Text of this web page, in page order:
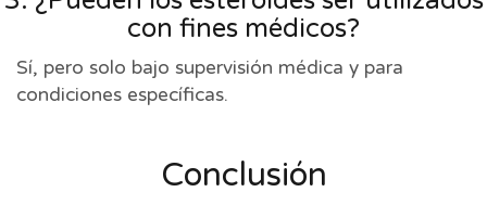
con fines médicos?
Sí, pero solo bajo supervisión médica y para
condiciones específicas.
Conclusión